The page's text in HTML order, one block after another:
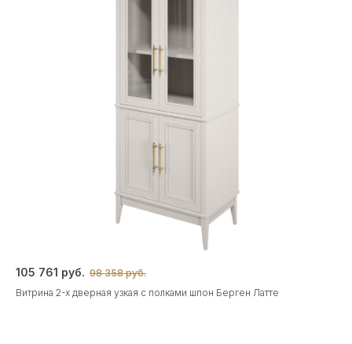
105 761 руб. 98 358 руб.
Витрина 2-х дверная узкая с полками шпон Берген Латте